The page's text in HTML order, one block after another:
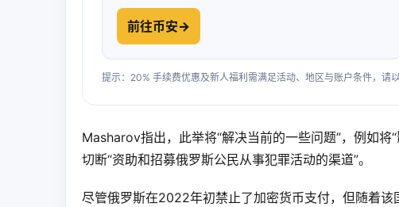
前往币安→
提示：20% 手续费优惠及新人福利需满足活动、地区与账户条件，请
Masharov指出，此举将“解决当前的一些问题”，例如将
切断“资助和招募俄罗斯公民从事犯罪活动的渠道”。
尽管俄罗斯在2022年初禁止了加密货币支付，但随着